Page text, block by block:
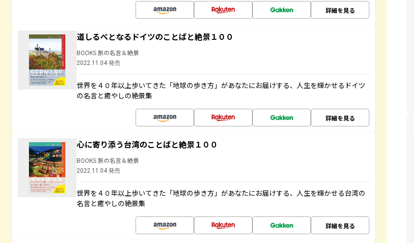
詳細を見る
道しるべとなるドイツのことばと絶景１００
BOOKS 旅の名言＆絶景
2022.11.04 発売
世界を４０年以上歩いてきた「地球の歩き方」があなたにお届けする、人生を輝かせるドイツ
の名言と癒やしの絶景集
詳細を見る
心に寄り添う台湾のことばと絶景１００
BOOKS 旅の名言＆絶景
2022.11.04 発売
世界を４０年以上歩いてきた「地球の歩き方」があなたにお届けする、人生を輝かせる台湾の
名言と癒やしの絶景集
詳細を見る